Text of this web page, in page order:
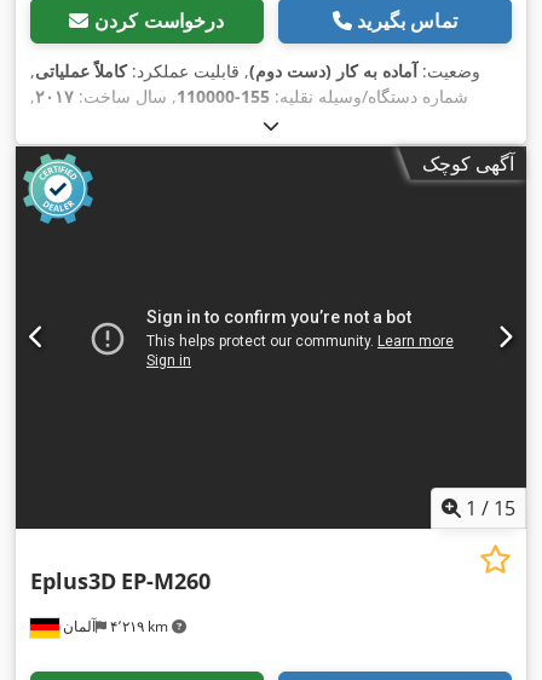
درخواست کردن تماس بگیرید
وضعیت:آماده به کار (دست دوم), قابلیت عملکرد:کاملاً عملیاتی,
شماره دستگاه/وسیله نقلیه: 155-110000 , سال ساخت: ۲۰۱۷,
, ارتفاع کل:
۲٬۰۰۰ میلی‌متر
, عرض کل:۹۰۰ میلی‌متر , وزن کل:۶۰۱ کیلوگرم
,
ولتاژ ورودی:
آگهی کوچک
1 / 15
آلمان ۴٬۲۱۹ km
Eplus3D EP-M260